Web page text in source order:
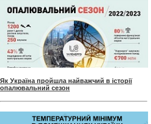
Як Україна пройшла найважчий в історії
опалювальний сезон